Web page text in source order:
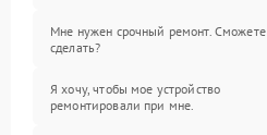
Мне нужен срочный ремонт. Сможете
сделать?
Я хочу, чтобы мое устройство
ремонтировали при мне.